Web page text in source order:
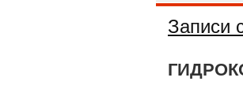
ЗДОРОВЫЙ
Записи